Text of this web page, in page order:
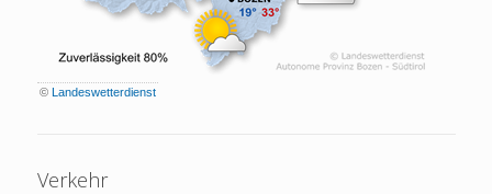
© Landeswetterdienst
Verkehr